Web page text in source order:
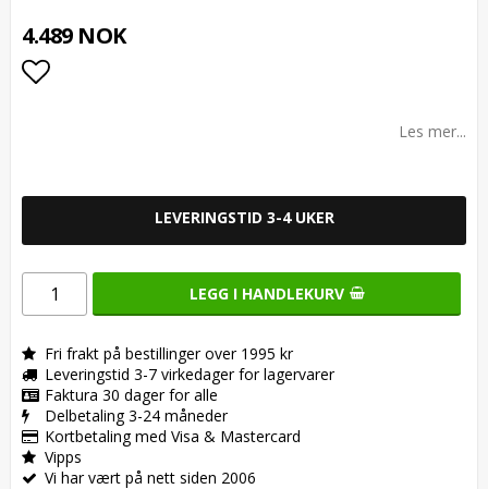
4.489 NOK
Les mer...
LEVERINGSTID 3-4 UKER
LEGG I HANDLEKURV
Fri frakt på bestillinger over 1995 kr
Leveringstid 3-7 virkedager for lagervarer
Faktura 30 dager for alle
Delbetaling 3-24 måneder
Kortbetaling med Visa & Mastercard
Vipps
Vi har vært på nett siden 2006